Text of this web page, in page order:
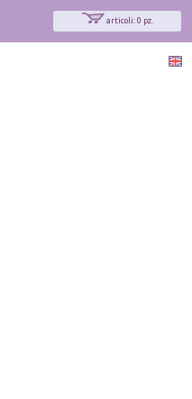
articoli: 0 pz.